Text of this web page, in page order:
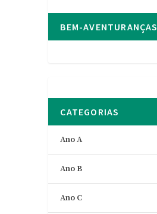
BEM-AVENTURANÇAS
CATEGORIAS
Ano A
Ano B
Ano C